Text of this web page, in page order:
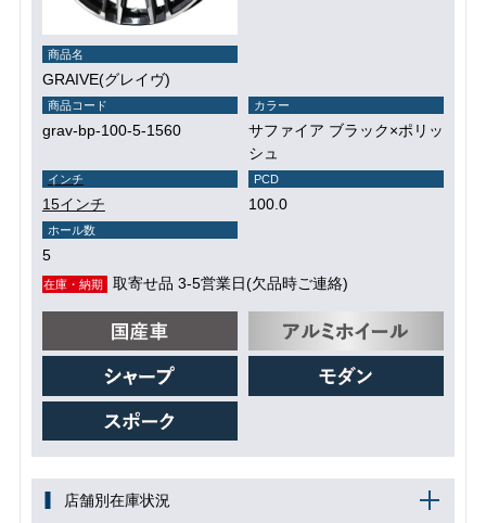
商品名
GRAIVE(グレイヴ)
商品コード
grav-bp-100-5-1560
カラー
サファイア ブラック×ポリッ
シュ
インチ
15インチ
PCD
100.0
ホール数
5
在庫・納期 取寄せ品 3-5営業日(欠品時ご連絡)
店舗別在庫状況